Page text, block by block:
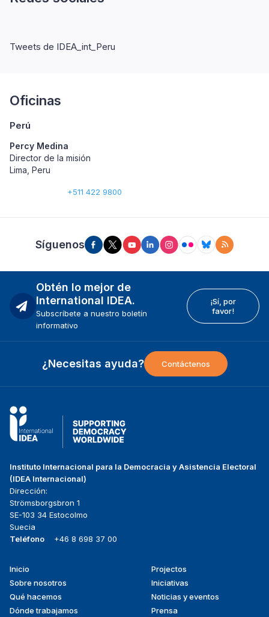
Tweets de IDEA_int_Peru
Oficinas
Perú
Percy Medina
Director de la misión
Lima, Peru
+511 422 9800
Síguenos
Obtén lo mejor de
International IDEA.
Subscríbete a nuestro boletín
informativo
¡Sí, por
favor!
¿Necesitas ayuda? Contáctenos
Instituto Internacional para la Democracia y Asistencia Electoral
(IDEA Internacional)
Dirección:
Strömsborgsbron 1
SE-103 34 Estocolmo
Suecia
Teléfono
+46 8 698 37 00
Footer
menu
Inicio
Sobre nosotros
Qué hacemos
Dónde trabajamos
Projectos
Iniciativas
Noticias y eventos
Prensa